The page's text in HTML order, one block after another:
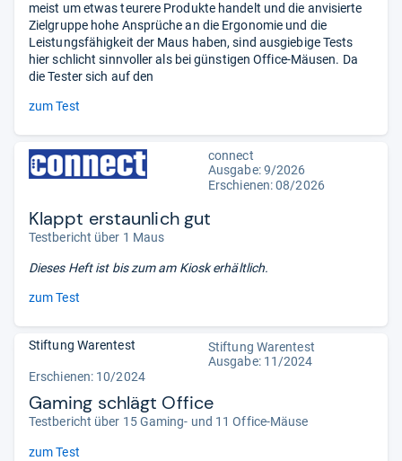
meist um etwas teurere Produkte handelt und die anvisierte
Zielgruppe hohe Ansprüche an die Ergonomie und die
Leistungsfähigkeit der Maus haben, sind ausgiebige Tests
hier schlicht sinnvoller als bei günstigen Office-Mäusen. Da
die Tester sich auf den
zum Test
connect
Ausgabe: 9/2026
Erschienen:08/2026
Klappt erstaunlich gut
Testbericht über 1 Maus
Dieses Heft ist bis zumam Kiosk erhältlich.
zum Test
Stiftung Warentest
Stiftung Warentest
Ausgabe: 11/2024
Erschienen: 10/2024
Gaming schlägt Office
Testbericht über 15 Gaming- und 11 Office-Mäuse
zum Test